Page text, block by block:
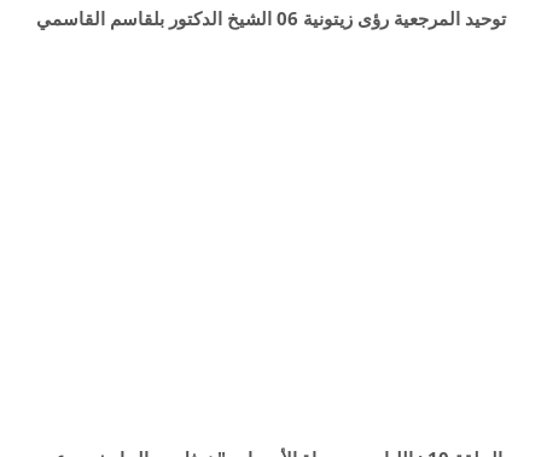
توحيد المرجعية رؤى زيتونية 06 الشيخ الدكتور بلقاسم القاسمي